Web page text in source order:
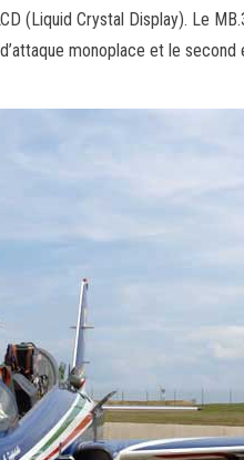
(Liquid Crystal Display). Le
monoplace et le